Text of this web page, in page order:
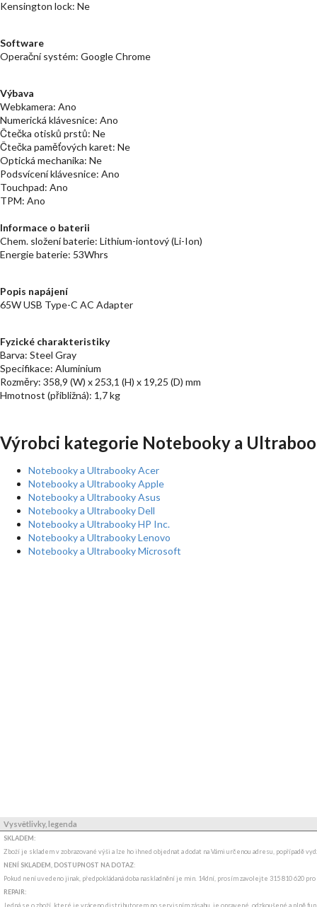
Kensington lock: Ne
Software
Operační systém: Google Chrome
Výbava
Webkamera: Ano
Numerická klávesnice: Ano
Čtečka otisků prstů: Ne
Čtečka paměťových karet: Ne
Optická mechanika: Ne
Podsvícení klávesnice: Ano
Touchpad: Ano
TPM: Ano
Informace o baterii
Chem. složení baterie: Lithium-iontový (Li-Ion)
Energie baterie: 53Whrs
Popis napájení
65W USB Type-C AC Adapter
Fyzické charakteristiky
Barva: Steel Gray
Specifikace: Aluminium
Rozměry: 358,9 (W) x 253,1 (H) x 19,25 (D) mm
Hmotnost (přibližná): 1,7 kg
Výrobci kategorie Notebooky a
Notebooky a Ultrabooky Acer
Notebooky a Ultrabooky Apple
Notebooky a Ultrabooky Asus
Notebooky a Ultrabooky Dell
Notebooky a Ultrabooky HP Inc.
Notebooky a Ultrabooky Lenovo
Notebooky a Ultrabooky Microsoft
Vysvětlivky, legenda
SKLADEM:
Zboží je skladem v zobrazované výši a lze ho ihned objednat a dodat na Vámi určenou adresu, popřípadě
NENÍ SKLADEM, DOSTUPNOST NA DOTAZ:
Pokud není uvedeno jinak, předpokládaná doba naskladnění je min. 14dní, prosím zavolejte 315 810 620
REPAIR:
Jedná se o zboží, které je vráceno distributorem po servisním zásahu, je opravené, odzkoušené a plně